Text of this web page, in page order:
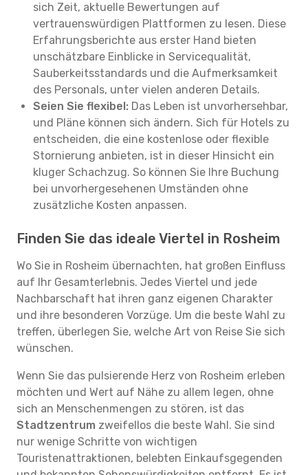
sich Zeit, aktuelle Bewertungen auf
vertrauenswürdigen Plattformen zu lesen. Diese
Erfahrungsberichte aus erster Hand bieten
unschätzbare Einblicke in Servicequalität,
Sauberkeitsstandards und die Aufmerksamkeit
des Personals, unter vielen anderen Details.
Seien Sie flexibel: Das Leben ist unvorhersehbar,
und Pläne können sich ändern. Sich für Hotels zu
entscheiden, die eine kostenlose oder flexible
Stornierung anbieten, ist in dieser Hinsicht ein
kluger Schachzug. So können Sie Ihre Buchung
bei unvorhergesehenen Umständen ohne
zusätzliche Kosten anpassen.
Finden Sie das ideale Viertel in Rosheim
Wo Sie in Rosheim übernachten, hat großen Einfluss
auf Ihr Gesamterlebnis. Jedes Viertel und jede
Nachbarschaft hat ihren ganz eigenen Charakter
und ihre besonderen Vorzüge. Um die beste Wahl zu
treffen, überlegen Sie, welche Art von Reise Sie sich
wünschen.
Wenn Sie das pulsierende Herz von Rosheim erleben
möchten und Wert auf Nähe zu allem legen, ohne
sich an Menschenmengen zu stören, ist das
Stadtzentrum zweifellos die beste Wahl. Sie sind
nur wenige Schritte von wichtigen
Touristenattraktionen, belebten Einkaufsgegenden